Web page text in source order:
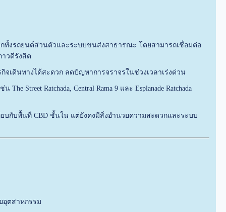
ทั้งรถยนต์ส่วนตัวและระบบขนส่งสาธารณะ โดยสามารถเชื่อมต่อ
วดีรังสิต
เดินทางได้สะดวก ลดปัญหาการจราจรในช่วงเวลาเร่งด่วน
Ratchada, Central Rama 9 และ Esplanade Ratchada
บกับพื้นที่ CBD ชั้นใน แต่ยังคงมีสิ่งอำนวยความสะดวกและระบบ
อุตสาหกรรม